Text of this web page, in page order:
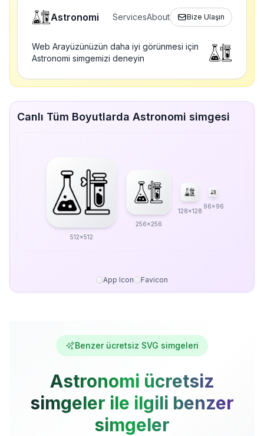
Astronomi ServicesAbout Bize Ulaşın
Web Arayüzünüzün daha iyi görünmesi için
Astronomi simgemizi deneyin
Canlı Tüm Boyutlarda Astronomi simgesi
512x512
256x256
128x128
96x96
App Icon Favicon
Benzer ücretsiz SVG simgeleri
Astronomi ücretsiz
simgeler ile ilgili benzer
simgeler